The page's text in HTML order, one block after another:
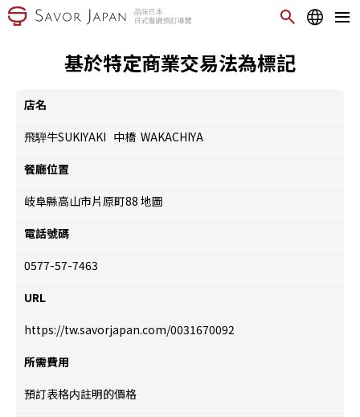
基於特定商業交易法為標記
店名
飛騨牛SUKIYAKI 中橋 WAKACHIYA
餐廳位置
岐阜縣高山市片原町88 地圖
電話號碼
0577-57-7463
URL
https://tw.savorjapan.com/0031670092
所需費用
預訂表格内註明的價格